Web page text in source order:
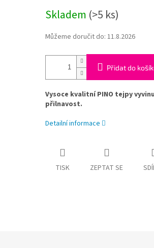
cena:
Skladem (>5 ks)
Můžeme doručit do: 11.8.2026
Přidat do
Vysoce kvalitní PINO tejpy
přilnavost.
Detailní informace
TISK ZEPTAT SE